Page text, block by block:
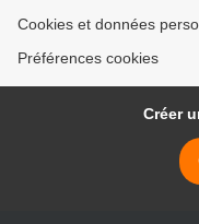
Cookies et données
Préférences cookies
Créer